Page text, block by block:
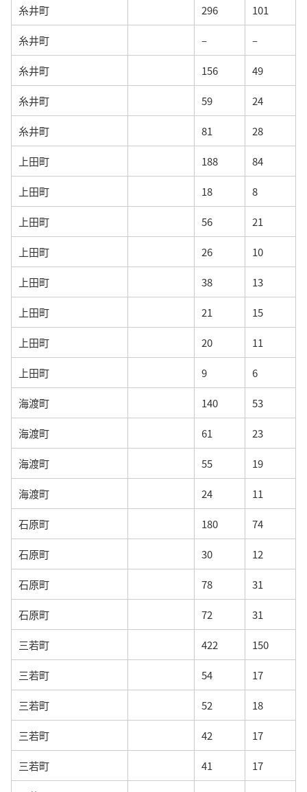
糸井町 296 101
糸井町 – –
糸井町 156 49
糸井町 59 24
糸井町 81 28
上田町 188 84
上田町 18 8
上田町 56 21
上田町 26 10
上田町 38 13
上田町 21 15
上田町 20 11
上田町 9 6
海渡町 140 53
海渡町 61 23
海渡町 55 19
海渡町 24 11
石原町 180 74
石原町 30 12
石原町 78 31
石原町 72 31
三若町 422 150
三若町 54 17
三若町 52 18
三若町 42 17
三若町 41 17